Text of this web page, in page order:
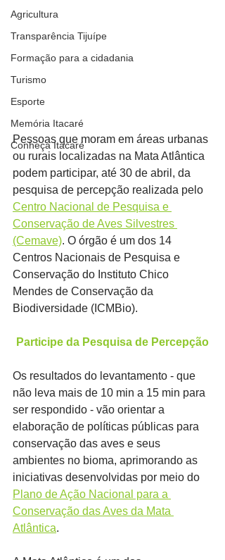
Agricultura
Transparência Tijuípe
Formação para a cidadania
Turismo
Esporte
Memória Itacaré
Conheça Itacaré
Pessoas que moram em áreas urbanas
ou rurais localizadas na Mata Atlântica
podem participar, até 30 de abril, da
pesquisa de percepção realizada pelo
Centro Nacional de Pesquisa e
Conservação de Aves Silvestres
(Cemave). O órgão é um dos 14
Centros Nacionais de Pesquisa e
Conservação do Instituto Chico
Mendes de Conservação da
Biodiversidade (ICMBio).
Participe da Pesquisa de Percepção
Os resultados do levantamento - que
não leva mais de 10 min a 15 min para
ser respondido - vão orientar a
elaboração de políticas públicas para
conservação das aves e seus
ambientes no bioma, aprimorando as
iniciativas desenvolvidas por meio do
Plano de Ação Nacional para a
Conservação das Aves da Mata
Atlântica.